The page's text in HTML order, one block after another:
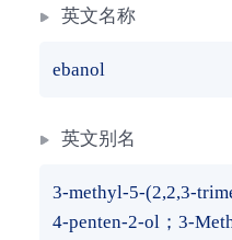
英文名称
ebanol
英文别名
3-methyl-5-(2,2,3-
4-penten-2-ol；3-